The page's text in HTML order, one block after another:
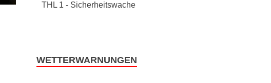
THL 1 - Sicherheitswache
WETTERWARNUNGEN